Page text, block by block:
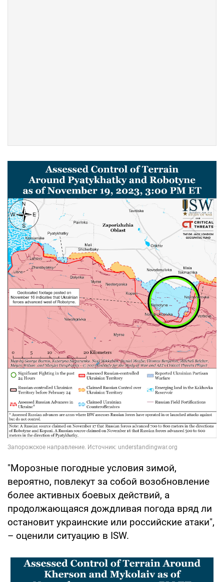
"Морозные погодные условия зимой,
вероятно, повлекут за собой возобновление
более активных боевых действий, а
продолжающаяся дождливая погода вряд ли
остановит украинские или российские атаки",
– оценили ситуацию в ISW.